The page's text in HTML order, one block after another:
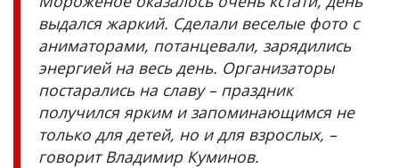
выдался жаркий. Сделали веселые фото с
аниматорами, потанцевали, зарядились
энергией на весь день. Организаторы
постарались на славу – праздник
получился ярким и запоминающимся не
только для детей, но и для взрослых, –
говорит Владимир Куминов.